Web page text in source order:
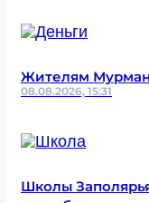
Жителям
08.08.2026, 15:31
Школы